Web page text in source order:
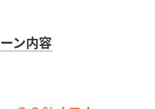
ン内容